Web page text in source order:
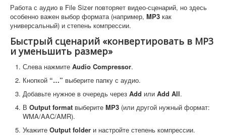
Работа с аудио в File Sizer повторяет видео-сценарий, но здесь
особенно важен выбор формата (например, MP3 как
универсальный) и степень компрессии.
Быстрый сценарий «конвертировать в MP3
и уменьшить размер»
Слева нажмите Audio Compressor.
Кнопкой “…” выберите папку с аудио.
Добавьте нужное в очередь через Add или Add All.
В Output format выберите MP3 (или другой нужный формат:
WMA/AAC/AMR).
Укажите Output folder и настройте степень компрессии.